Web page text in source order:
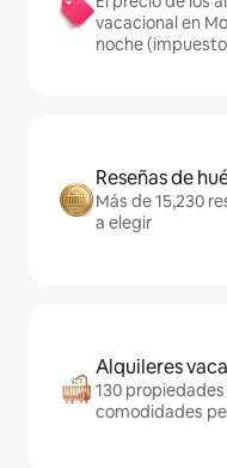
vacacional en
noche
Reseñas de
Más de 15,230
a elegir
Alquileres
130
comodidades